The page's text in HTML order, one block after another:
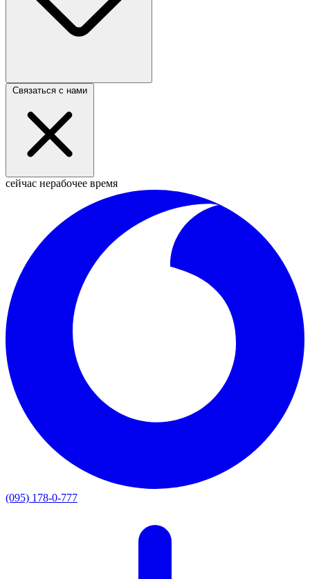
Связаться с нами
сейчас нерабочее время
(095) 178-0-777